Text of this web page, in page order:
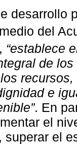
desarrollo
del
, “establece
de
e
. En
el
superar el